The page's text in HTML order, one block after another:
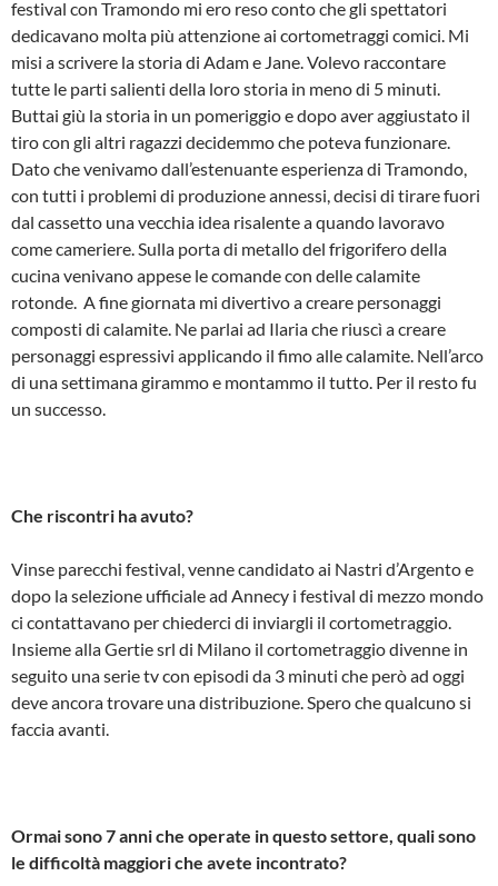
festival con Tramondo mi ero reso conto che gli spettatori
dedicavano molta più attenzione ai cortometraggi comici. Mi
misi a scrivere la storia di Adam e Jane. Volevo raccontare
tutte le parti salienti della loro storia in meno di 5 minuti.
Buttai giù la storia in un pomeriggio e dopo aver aggiustato il
tiro con gli altri ragazzi decidemmo che poteva funzionare.
Dato che venivamo dall’estenuante esperienza di Tramondo,
con tutti i problemi di produzione annessi, decisi di tirare fuori
dal cassetto una vecchia idea risalente a quando lavoravo
come cameriere. Sulla porta di metallo del frigorifero della
cucina venivano appese le comande con delle calamite
rotonde. A fine giornata mi divertivo a creare personaggi
composti di calamite. Ne parlai ad Ilaria che riuscì a creare
personaggi espressivi applicando il fimo alle calamite. Nell’arco
di una settimana girammo e montammo il tutto. Per il resto fu
un successo.
Che riscontri ha avuto?
Vinse parecchi festival, venne candidato ai Nastri d’Argento e
dopo la selezione ufficiale ad Annecy i festival di mezzo mondo
ci contattavano per chiederci di inviargli il cortometraggio.
Insieme alla Gertie srl di Milano il cortometraggio divenne in
seguito una serie tv con episodi da 3 minuti che però ad oggi
deve ancora trovare una distribuzione. Spero che qualcuno si
faccia avanti.
Ormai sono 7 anni che operate in questo settore, quali sono
le difficoltà maggiori che avete incontrato?